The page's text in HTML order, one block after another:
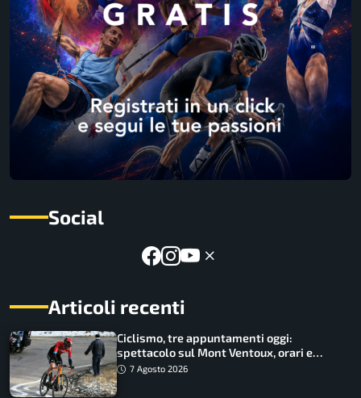
Social
Articoli recenti
Ciclismo, tre appuntamenti oggi:
spettacolo sul Mont Ventoux, orari e
come vederli
7 Agosto 2026